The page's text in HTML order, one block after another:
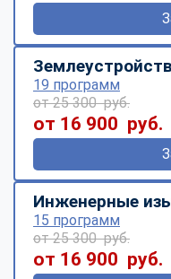
19 программ
от 25 300 руб.
от 16 900 руб.
Инженерные
15 программ
от 25 300 руб.
от 16 900 руб.